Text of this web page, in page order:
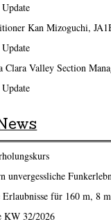
Kan Mizoguchi,
Clara Valley Section
für 160 m, 8
KW 32/2026